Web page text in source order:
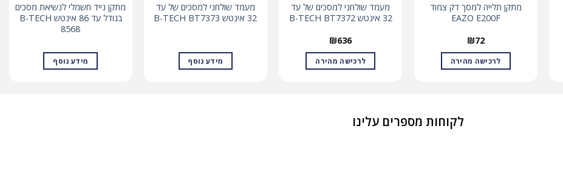
מתקן תלייה למסך דק צמוד
EAZO E200F
₪72
לרכישה מהירה
מעמד שולחני למסכים של עד
32 אינטש B-TECH BT7372
₪636
לרכישה מהירה
מעמד שולחני למסכים של עד
32 אינטש B-TECH BT7373
מידע נוסף
מתקן נייד חשמלי לנשיאת מסכים
בגודל עד 86 אינטש B-TECH
8568
מידע נוסף
לקוחות מספרים עלינו